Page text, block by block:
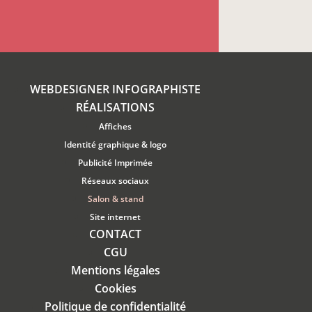
WEBDESIGNER INFOGRAPHISTE
RÉALISATIONS
Affiches
Identité graphique & logo
Publicité Imprimée
Réseaux sociaux
Salon & stand
Site internet
CONTACT
CGU
Mentions légales
Cookies
Politique de confidentialité